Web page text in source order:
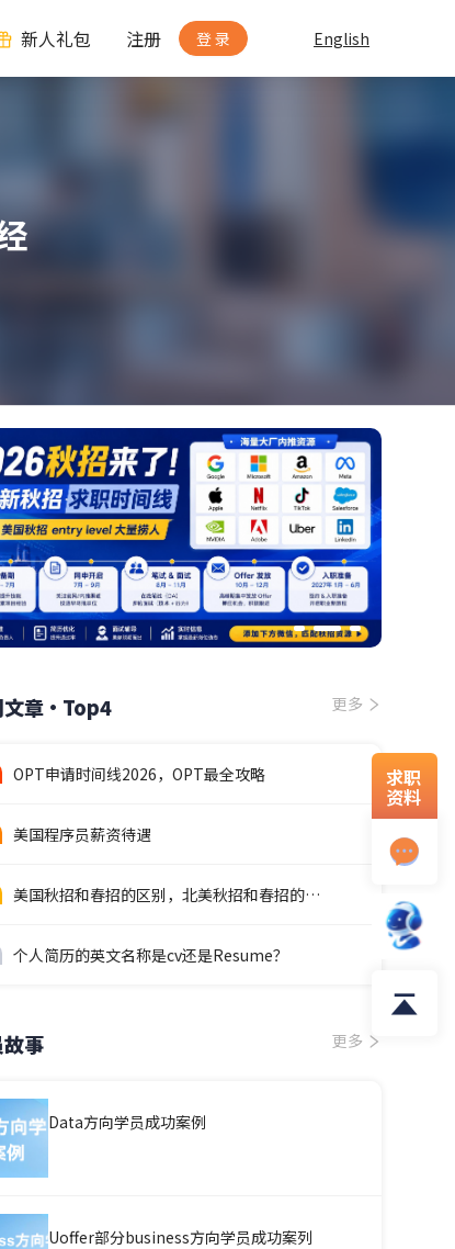
新人礼包 注册 登 录 English
文章·Top4 更多
OPT申请时间线2026，OPT最全攻略
美国程序员薪资待遇
美国秋招和春招的区别，北美秋招和春招的时间线
个人简历的英文名称是cv还是Resume？
事 更多
Data方向学员成功案例
Uoffer部分business方向学员成功案列
求职
资料